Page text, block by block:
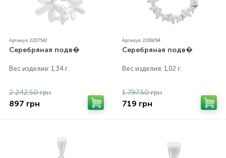
Артикул: 2207542
Серебряная подв�
Вес изделия: 1,34 г.
2 242.50 грн
897 грн
Артикул: 2209294
Серебряная подв�
Вес изделия: 1,02 г.
1 797.50 грн
719 грн